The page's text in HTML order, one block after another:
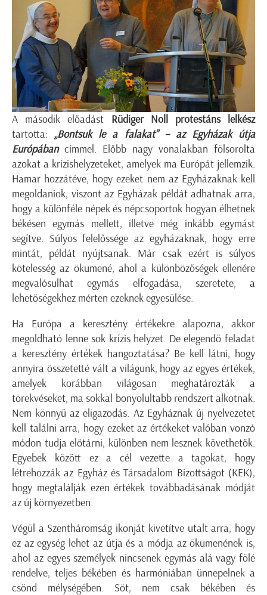
A második előadást Rüdiger Noll protestáns lelkész
tartotta:„Bontsuk le a falakat” – az Egyházak útja
Európában címmel. Előbb nagy vonalakban fölsorolta
azokat a krízishelyzeteket, amelyek ma Európát jellemzik.
Hamar hozzátéve, hogy ezeket nem az Egyházaknak kell
megoldaniok, viszont az Egyházak példát adhatnak arra,
hogy a különféle népek és népcsoportok hogyan élhetnek
békésen egymás mellett, illetve még inkább egymást
segítve. Súlyos felelőssége az egyházaknak, hogy erre
mintát, példát nyújtsanak. Már csak ezért is súlyos
kötelesség az ökumené, ahol a különbözőségek ellenére
megvalósulhat egymás elfogadása, szeretete, a
lehetőségekhez mérten ezeknek egyesülése.
Ha Európa a keresztény értékekre alapozna, akkor
megoldható lenne sok krízis helyzet. De elegendő feladat
a keresztény értékek hangoztatása? Be kell látni, hogy
annyira összetetté vált a világunk, hogy az egyes értékek,
amelyek korábban világosan meghatározták a
törekvéseket, ma sokkal bonyolultabb rendszert alkotnak.
Nem könnyű az eligazodás. Az Egyháznak új nyelvezetet
kell találni arra, hogy ezeket az értékeket valóban vonzó
módon tudja előtárni, különben nem lesznek követhetők.
Egyebek között ez a cél vezette a tagokat, hogy
létrehozzák az Egyház és Társadalom Bizottságot (KEK),
hogy megtalálják ezen értékek továbbadásának módját
az új környezetben.
Végül a Szentháromság ikonját kivetítve utalt arra, hogy
ez az egység lehet az útja és a módja az ökumenének is,
ahol az egyes személyek nincsenek egymás alá vagy fölé
rendelve, teljes békében és harmóniában ünnepelnek a
csönd mélységében. Sőt, nem csak békében és